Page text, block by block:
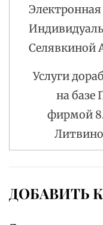
Электронная
Селявкиной
Услуги
на базе
фирмой
ДОБАВИТЬ